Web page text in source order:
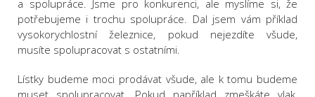
a spolupráce. Jsme pro konkurenci, ale myslíme si, že
potřebujeme i trochu spolupráce. Dal jsem vám příklad
vysokorychlostní železnice, pokud nejezdíte všude,
musíte spolupracovat s ostatními.
Lístky budeme moci prodávat všude, ale k tomu budeme
muset spolupracovat. Pokud například zmeškáte vlak,